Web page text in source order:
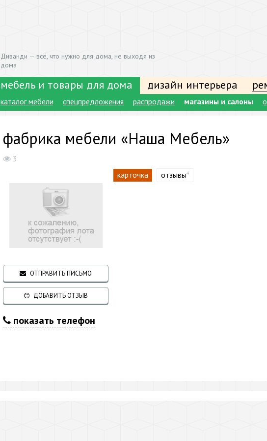
Диванди — всё, что нужно для дома, не выходя из
дома
мебель и товары для дома дизайн интерьера
каталог мебели спецпредложения распродажи магазины и салоны
фабрика мебели «Наша Мебель»
3
ОТПРАВИТЬ ПИСЬМО
ДОБАВИТЬ ОТЗЫВ
показать телефон
карточка отзывы4